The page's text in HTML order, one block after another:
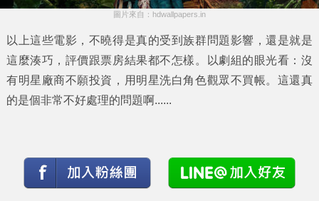
圖片來自：hdwallpapers.in
以上這些電影，不曉得是真的受到族群問題影響，還是就是
這麼湊巧，評價跟票房結果都不怎樣。以劇組的眼光看：沒
有明星廠商不願投資，用明星洗白角色觀眾不買帳。這還真
的是個非常不好處理的問題啊......